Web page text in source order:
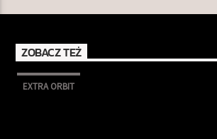
ZOBACZ TEŻ
EXTRA ORBIT